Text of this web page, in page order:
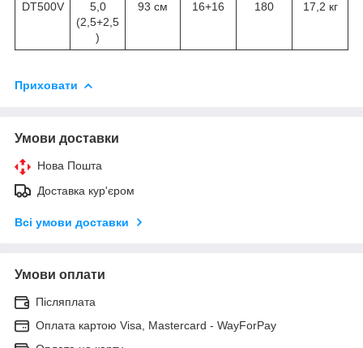
DT500V
5,0
(2,5+2,5
)
93 см 16+16 180 17,2 кг
Приховати
Умови доставки
Нова Пошта
Доставка кур'єром
Всі умови доставки
Умови оплати
Післяплата
Оплата картою Visa, Mastercard - WayForPay